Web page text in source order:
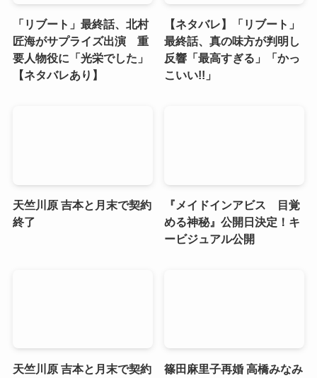
「リブート」最終話、北村
匠海がサプライズ出演 重
要人物役に「光栄でした」
【ネタバレあり】
【ネタバレ】「リブート」
最終話、真の味方が判明し
反響「最高すぎる」「かっ
こいい!!」
天竺川原 吉本と月末で契約
終了
『メイドインアビス 目覚
める神秘』公開日決定！キ
ービジュアル公開
天竺川原 吉本と月末で契約
篠田麻里子再婚 高橋みなみ